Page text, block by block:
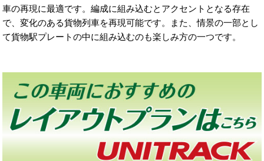
車の再現に最適です。編成に組み込むとアクセントとなる存在
で、変化のある貨物列車を再現可能です。また、情景の一部とし
て貨物駅プレートの中に組み込むのも楽しみ方の一つです。